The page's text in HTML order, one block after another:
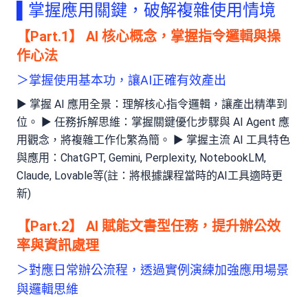
▌掌握應用關鍵，破解複雜使用情境
【Part.1】 AI 核心概念，掌握指令邏輯與操
作心法
＞掌握使用基本功，讓AI正確有效產出
► 掌握 AI 應用全景：理解核心指令邏輯，讓產出精準到
位。 ► 任務拆解思維：掌握關鍵優化步驟與 AI Agent 應
用觀念，將複雜工作化繁為簡。 ► 掌握主流 AI 工具特色
與應用：ChatGPT, Gemini, Perplexity, NotebookLM,
Claude, Lovable等(註：將根據課程當時的AI工具適時更
新)
【Part.2】 AI 賦能文書型任務，提升辦公效
率與資訊處理
＞對應日常辦公流程，透過實例演練加強應用場景
與邏輯思維